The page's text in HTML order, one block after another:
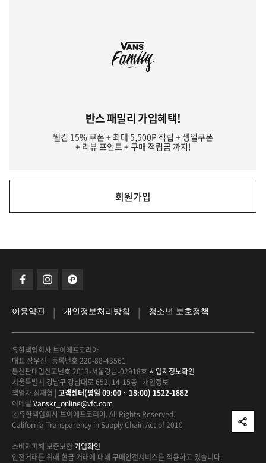
반스 패밀리 가입혜택!
웰컴 15% 쿠폰 + 최대 5,500P 적립 + 생일쿠폰
+ 리뷰 포인트 + 구매 적립금 까지!
회원가입
이용약관 | 개인정보처리방침 | 청소년 보호정책
유한책임회사 브이에프코리아
대표 장우진 | 등록번호 220-88-43561
통신판매업신고번호 2013-서울강남-02918호 사업자정보확인
서울특별시 강남구 강남대로 652, 14-15층 | 개인정보
책임자 심재형 | 고객센터(평일 09:00 ~ 18:00) 1522-1882
이메일 Vanskr_online@vfc.com
ⓒ유한책임회사 브이에프코리아. All Rights Reserved.
California Transparency in Supply Chain Act of 2010
소비자피해 보증보험 가입확인
안전거래를 위해 현금 거래에 대해 구매안전서비스를 적용하고 있습니다.